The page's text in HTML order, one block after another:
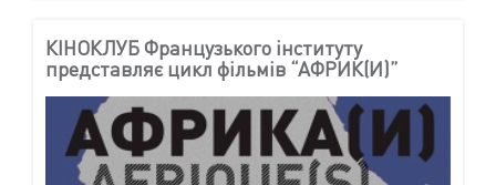
КІНОКЛУБ Французького інституту
представляє цикл фільмів “АФРИК(И)”